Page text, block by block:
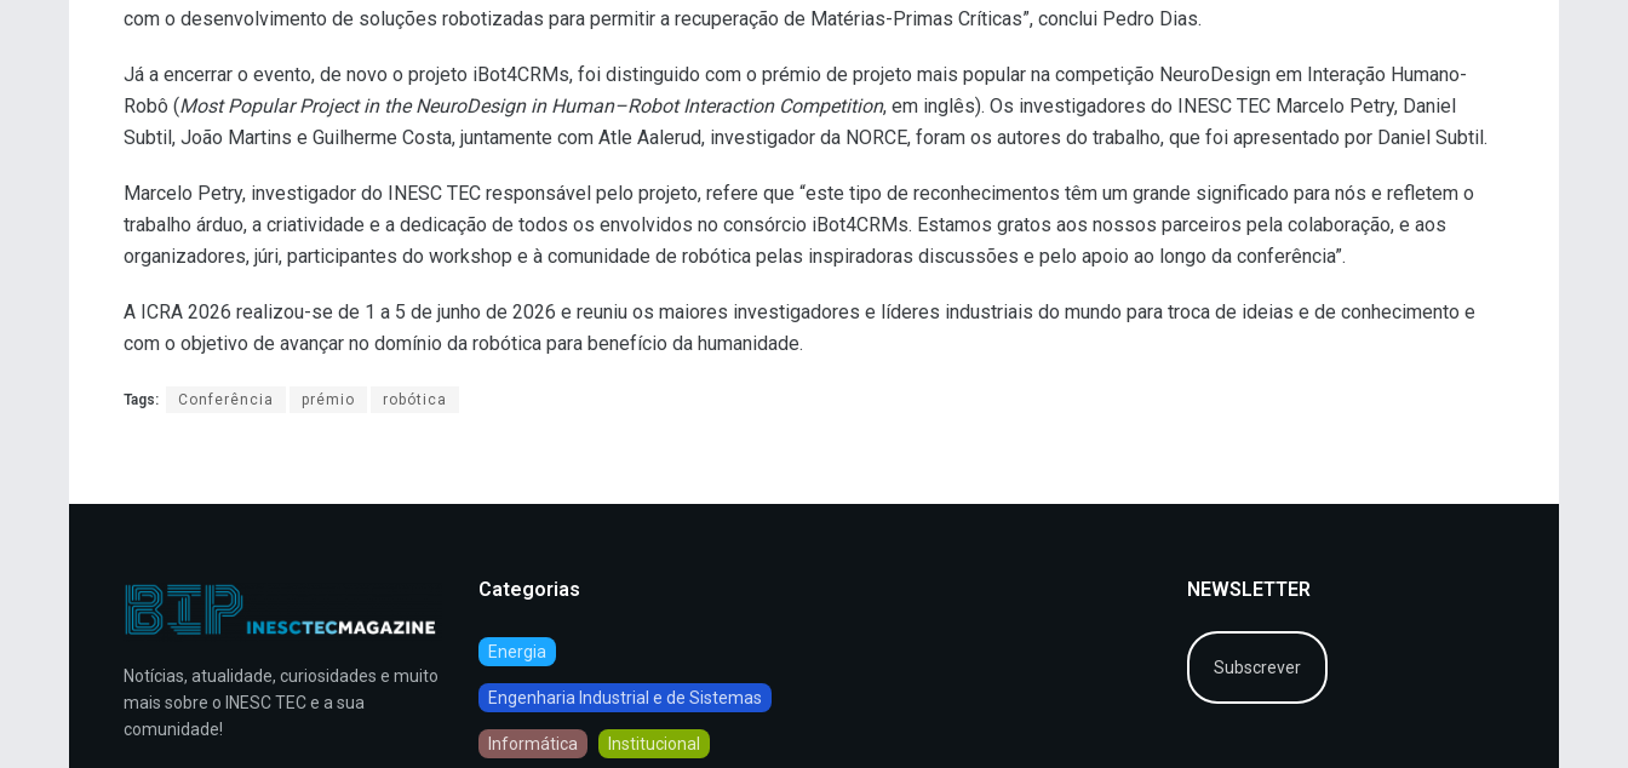
com o desenvolvimento de soluções robotizadas para permitir a recuperação de Matérias-Primas Críticas”, conclui Pedro Dias.
Já a encerrar o evento, de novo o projeto iBot4CRMs, foi distinguido com o prémio de projeto mais popular na competição NeuroDesign em Interação Humano-
Robô (Most Popular Project in the NeuroDesign in Human–Robot Interaction Competition, em inglês). Os investigadores do INESC TEC Marcelo Petry, Daniel
Subtil, João Martins e Guilherme Costa, juntamente com Atle Aalerud, investigador da NORCE, foram os autores do trabalho, que foi apresentado por Daniel Subtil.
Marcelo Petry, investigador do INESC TEC responsável pelo projeto, refere que “este tipo de reconhecimentos têm um grande significado para nós e refletem o
trabalho árduo, a criatividade e a dedicação de todos os envolvidos no consórcio iBot4CRMs. Estamos gratos aos nossos parceiros pela colaboração, e aos
organizadores, júri, participantes do workshop e à comunidade de robótica pelas inspiradoras discussões e pelo apoio ao longo da conferência”.
A ICRA 2026 realizou-se de 1 a 5 de junho de 2026 e reuniu os maiores investigadores e líderes industriais do mundo para troca de ideias e de conhecimento e
com o objetivo de avançar no domínio da robótica para benefício da humanidade.
Tags: Conferência prémio robótica
Notícias, atualidade, curiosidades e muito
mais sobre o INESC TEC e a sua
comunidade!
Categorias
Energia
Engenharia Industrial e de Sistemas
Informática Institucional
NEWSLETTER
Subscrever